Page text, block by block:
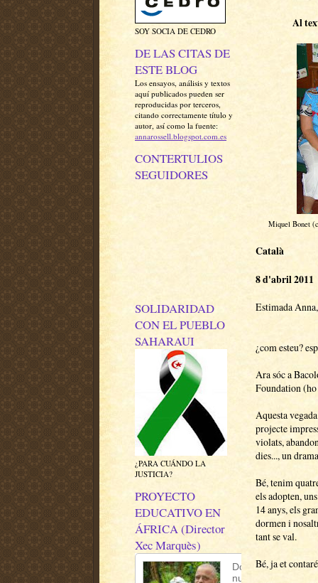
SOY SOCIA DE CEDRO
DE LAS CITAS DE
ESTE BLOG
Los ensayos, análisis y textos
aquí publicados pueden ser
reproducidas por terceros,
citando correctamente título y
autor, así como la fuente:
annarossell.blogspot.com.es
CONTERTULIOS
SEGUIDORES
SOLIDARIDAD
CON EL PUEBLO
SAHARAUI
¿PARA CUÁNDO LA
JUSTICIA?
PROYECTO
EDUCATIVO EN
ÁFRICA (Director
Xec Marquès)
Al
Miquel Bonet
Català
8 d'abril 2011
Estimada Anna,
¿com esteu?
Ara sóc a
Foundation (ho
Aquesta
projecte
violats,
dies..., un
Bé, tenim
els adopten,
14 anys, els
dormen i
tant se val.
Bé, ja et